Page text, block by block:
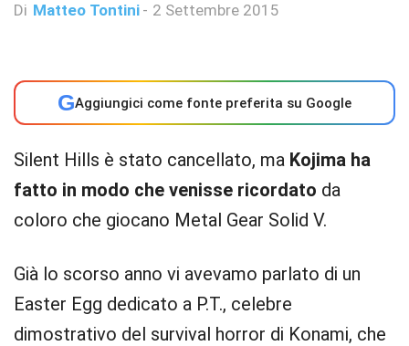
Di Matteo Tontini - 2 Settembre 2015
GAggiungici come fonte preferita su Google
Silent Hills è stato cancellato, ma Kojima ha
fatto in modo che venisse ricordato da
coloro che giocano Metal Gear Solid V.
Già lo scorso anno vi avevamo parlato di un
Easter Egg dedicato a P.T., celebre
dimostrativo del survival horror di Konami, che